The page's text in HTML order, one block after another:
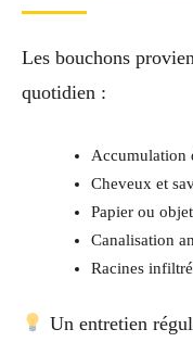
Les bouchons
quotidien :
Accumulation
Cheveux et
Papier ou
Canalisation
Racines
Un entretien